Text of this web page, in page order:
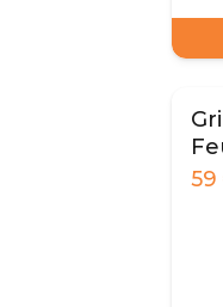
59